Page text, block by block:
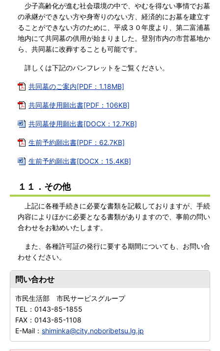
少子高齢化が進む社会環境の中で、やむを得ない事情でお墓
の承継ができない方や身寄りのない方、経済的にお墓を建立す
ることができない方のために、平成３０年度より、第二富浦墓
地内にて共同墓の供用が始まりました。登別市内の市営墓地か
ら、共同墓に改葬することも可能です。
詳しくは下記のパンフレットをご覧ください。
共同墓のご案内[PDF：1.18MB]
共同墓使用願出書[PDF：106KB]
共同墓使用願出書[DOCX：12.7KB]
生前予約願出書[PDF：62.7KB]
生前予約願出書[DOCX：15.4KB]
１１．その他
上記に各種手続きに必要な書類を記載しておりますが、手続
内容によりほかに必要となる書類がありますので、事前の問い
合わせをお勧めいたします。
また、各種許可証の発行に要する期間についても、お問い合
わせください。
問い合わせ
市民生活部 市民サービスグループ
TEL： 0143-85-1855
FAX： 0143-85-1108
E-Mail： shiminka@city.noboribetsu.lg.jp